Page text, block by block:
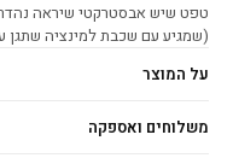
טפט שיש אבסטרקטי שיראה
(שמגיע עם שכבת למינציה
על המוצר
משלוחים ואספקה